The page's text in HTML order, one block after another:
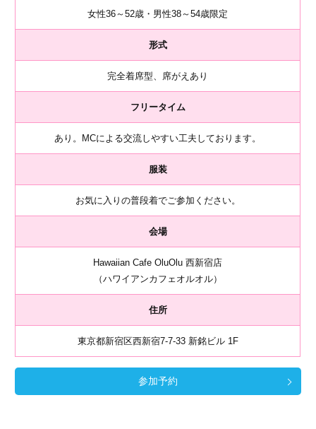
女性36～52歳・男性38～54歳限定
形式
完全着席型、席がえあり
フリータイム
あり。MCによる交流しやすい工夫しております。
服装
お気に入りの普段着でご参加ください。
会場
Hawaiian Cafe OluOlu 西新宿店
（ハワイアンカフェオルオル）
住所
東京都新宿区西新宿7-7-33 新銘ビル 1F
参加予約